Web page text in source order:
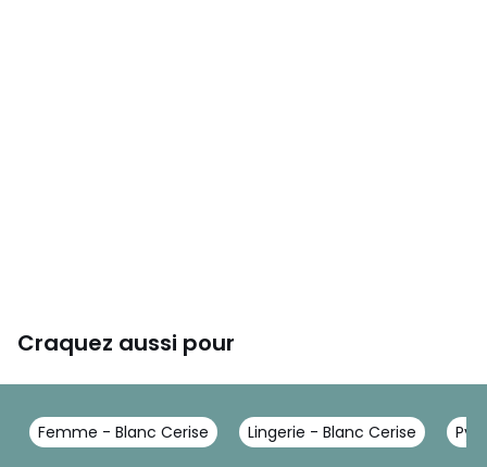
Craquez aussi pour
Femme - Blanc Cerise Lingerie - Blanc Cerise